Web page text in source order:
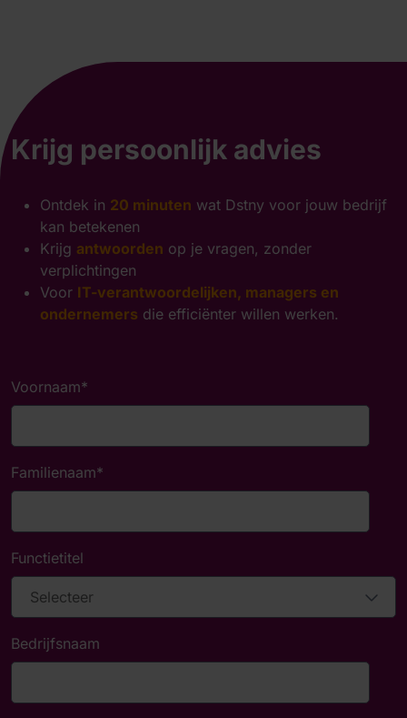
Krijg persoonlijk advies
Ontdek in 20 minuten wat Dstny voor jouw bedrijf
kan betekenen
Krijg antwoorden op je vragen, zonder
verplichtingen
Voor IT-verantwoordelijken, managers en
ondernemers die efficiënter willen werken.
Voornaam*
Familienaam*
Functietitel
Bedrijfsnaam